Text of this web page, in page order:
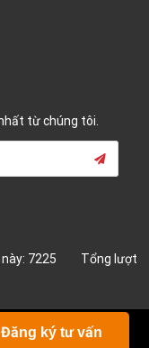
từ chúng tôi.
7225 Tổng lượt
Đăng ký tư vấn
Nghề Hải Dương